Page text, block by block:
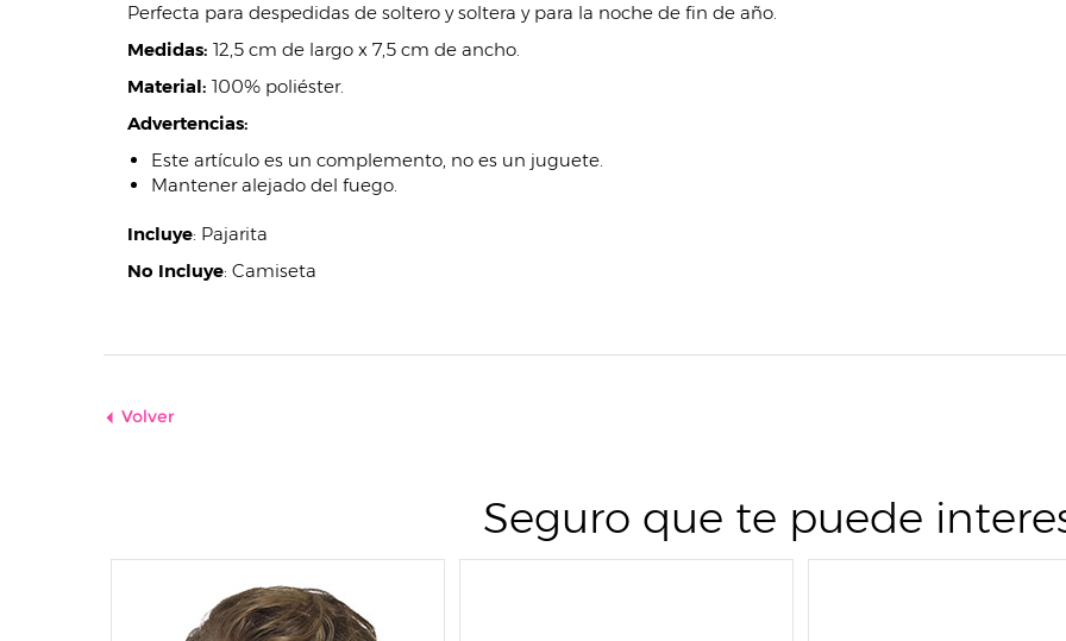
Perfecta para despedidas de soltero y soltera y para la noche de fin de año.
Medidas: 12,5 cm de largo x 7,5 cm de ancho.
Material: 100% poliéster.
Advertencias:
Este artículo es un complemento, no es un juguete.
Mantener alejado del fuego.
Incluye: Pajarita
No Incluye: Camiseta
Volver
Seguro que te puede